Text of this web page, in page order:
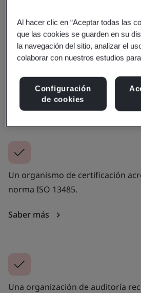
Un organismo líder aprobado por
alcance completo (0086).
Saber más
Un organismo de certificación
norma ISO 13485.
Saber más
Una organización de auditoría
Al hacer clic en “Aceptar todas las
que las cookies se guarden en su
la navegación del sitio, analizar el
colaborar con nuestros estudios
Configuración
de cookies